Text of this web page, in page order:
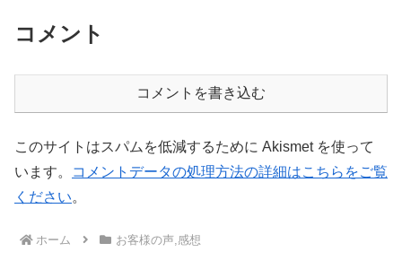
コメント
コメントを書き込む
このサイトはスパムを低減するために Akismet を使って
います。
コメントデータの処理方法の詳細はこちらをご覧
ください。
ホーム お客様の声,感想